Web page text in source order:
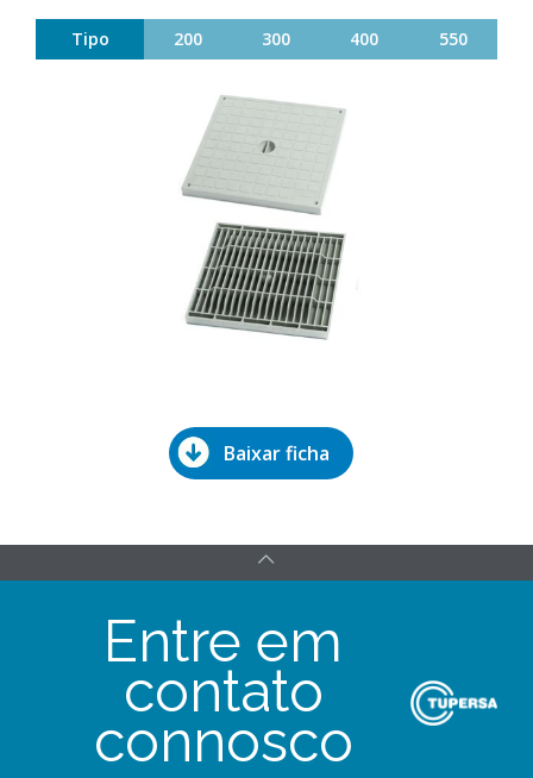
Tipo 200 300 400 550
Baixar ficha
Entre em
contato
connosco